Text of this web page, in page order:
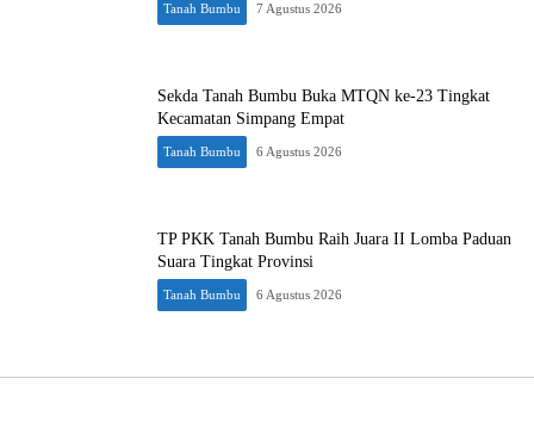
Tanah Bumbu 7 Agustus 2026
Sekda Tanah Bumbu Buka MTQN ke-23 Tingkat
Kecamatan Simpang Empat
Tanah Bumbu 6 Agustus 2026
TP PKK Tanah Bumbu Raih Juara II Lomba Paduan
Suara Tingkat Provinsi
Tanah Bumbu 6 Agustus 2026